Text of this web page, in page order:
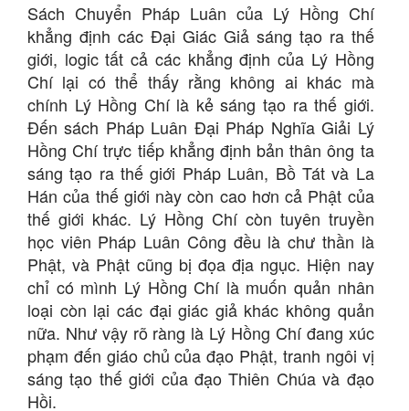
Sách Chuyển Pháp Luân của Lý Hồng Chí
khẳng định các Đại Giác Giả sáng tạo ra thế
giới, logic tất cả các khẳng định của Lý Hồng
Chí lại có thể thấy rằng không ai khác mà
chính Lý Hồng Chí là kẻ sáng tạo ra thế giới.
Đến sách Pháp Luân Đại Pháp Nghĩa Giải Lý
Hồng Chí trực tiếp khẳng định bản thân ông ta
sáng tạo ra thế giới Pháp Luân, Bồ Tát và La
Hán của thế giới này còn cao hơn cả Phật của
thế giới khác. Lý Hồng Chí còn tuyên truyền
học viên Pháp Luân Công đều là chư thần là
Phật, và Phật cũng bị đọa địa ngục. Hiện nay
chỉ có mình Lý Hồng Chí là muốn quản nhân
loại còn lại các đại giác giả khác không quản
nữa. Như vậy rõ ràng là Lý Hồng Chí đang xúc
phạm đến giáo chủ của đạo Phật, tranh ngôi vị
sáng tạo thế giới của đạo Thiên Chúa và đạo
Hồi.